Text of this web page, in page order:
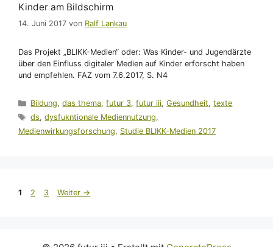
Kinder am Bildschirm
14. Juni 2017 von Ralf Lankau
Das Projekt „BLIKK-Medien“ oder: Was Kinder- und Jugendärzte
über den Einfluss digitaler Medien auf Kinder erforscht haben
und empfehlen. FAZ vom 7.6.2017, S. N4
Kategorien
Bildung,das thema,futur 3,futur iii,Gesundheit,texte
Schlagwörter
ds,dysfukntionale Mediennutzung,
Medienwirkungsforschung, Studie BLIKK-Medien 2017
Seite
1 Seite
2 Seite
3 Weiter →